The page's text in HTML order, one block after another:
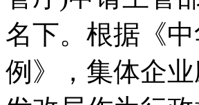
名下。根据《
例》，集体企